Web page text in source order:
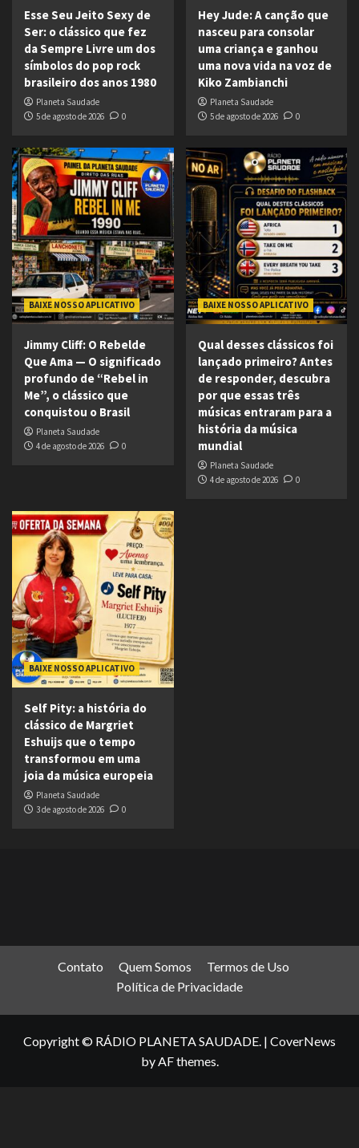
Esse Seu Jeito Sexy de
Ser: o clássico que fez
da Sempre Livre um dos
símbolos do pop rock
brasileiro dos anos 1980
Planeta Saudade
5 de agosto de 2026
0
Hey Jude: A canção que
nasceu para consolar
uma criança e ganhou
uma nova vida na voz de
Kiko Zambianchi
Planeta Saudade
5 de agosto de 2026
0
BAIXE NOSSO APLICATIVO
Jimmy Cliff: O Rebelde
Que Ama — O significado
profundo de “Rebel in
Me”, o clássico que
conquistou o Brasil
Planeta Saudade
4 de agosto de 2026
0
BAIXE NOSSO APLICATIVO
Qual desses clássicos foi
lançado primeiro? Antes
de responder, descubra
por que essas três
músicas entraram para a
história da música
mundial
Planeta Saudade
4 de agosto de 2026
0
BAIXE NOSSO APLICATIVO
Self Pity: a história do
clássico de Margriet
Eshuijs que o tempo
transformou em uma
joia da música europeia
Planeta Saudade
3 de agosto de 2026
0
Contato Quem Somos
Termos de Uso
Política de Privacidade
Copyright © RÁDIO PLANETA SAUDADE. | CoverNews
by AF themes.